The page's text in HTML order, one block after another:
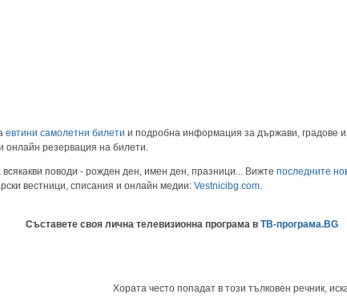
евтини самолетни билети и подробна информация за държави, градове
онлайн резервация на билети.
всякакви поводи - рожден ден, имен ден, празници... Вижте последните
вестници, списания и онлайн медии: Vestnicibg.com
Съставете своя лична телевизионна програма в ТВ-програма.BG
Хората често попадат в този тълковен речник,